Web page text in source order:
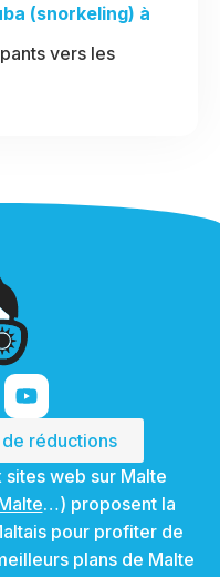
(snorkeling) à
vers les
réductions
web sur Malte
…) proposent la
pour profiter de
plans de Malte